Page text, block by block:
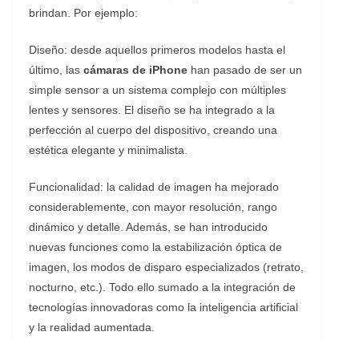
brindan. Por ejemplo:
Diseño: desde aquellos primeros modelos hasta el
último, las cámaras de iPhone han pasado de ser un
simple sensor a un sistema complejo con múltiples
lentes y sensores. El diseño se ha integrado a la
perfección al cuerpo del dispositivo, creando una
estética elegante y minimalista.
Funcionalidad: la calidad de imagen ha mejorado
considerablemente, con mayor resolución, rango
dinámico y detalle. Además, se han introducido
nuevas funciones como la estabilización óptica de
imagen, los modos de disparo especializados (retrato,
nocturno, etc.). Todo ello sumado a la integración de
tecnologías innovadoras como la inteligencia artificial
y la realidad aumentada.